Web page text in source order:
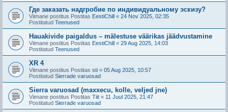
Где заказать надгробие по индивидуальному эскизу?
Viimane postitus Postitas EestiChill « 24 Nov 2025, 02:35
Postitatud Teenused
Hauakivide paigaldus – mälestuse väärikas jäädvustamine
Viimane postitus Postitas EestiChill « 29 Aug 2025, 14:03
Postitatud Teenused
XR 4
Viimane postitus Postitas sti « 05 Aug 2025, 10:57
Postitatud Sierrade varuosad
Sierra varuosad (maxxecu, kolle, veljed jne)
Viimane postitus Postitas Tiit « 11 Juul 2025, 21:47
Postitatud Sierrade varuosad